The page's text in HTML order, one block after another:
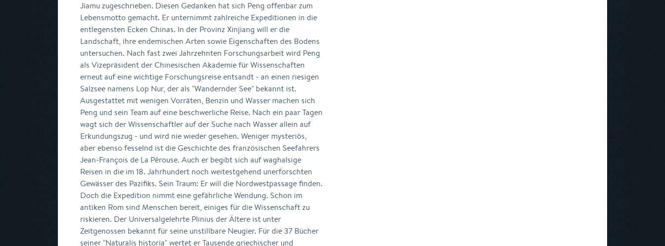
Jiamu zugeschrieben. Diesen Gedanken hat sich Peng offenbar zum
Lebensmotto gemacht. Er unternimmt zahlreiche Expeditionen in die
entlegensten Ecken Chinas. In der Provinz Xinjiang will er die
Landschaft, ihre endemischen Arten sowie Eigenschaften des Bodens
untersuchen. Nach fast zwei Jahrzehnten Forschungsarbeit wird Peng
als Vizepräsident der Chinesischen Akademie für Wissenschaften
erneut auf eine wichtige Forschungsreise entsandt - an einen riesigen
Salzsee namens Lop Nur, der als "Wandernder See" bekannt ist.
Ausgestattet mit wenigen Vorräten, Benzin und Wasser machen sich
Peng und sein Team auf eine beschwerliche Reise. Nach ein paar Tagen
wagt sich der Wissenschaftler auf der Suche nach Wasser allein auf
Erkundungszug - und wird nie wieder gesehen. Weniger mysteriös,
aber ebenso fesselnd ist die Geschichte des französischen Seefahrers
Jean-François de La Pérouse. Auch er begibt sich auf waghalsige
Reisen in die im 18. Jahrhundert noch weitestgehend unerforschten
Gewässer des Pazifiks. Sein Traum: Er will die Nordwestpassage finden.
Doch die Expedition nimmt eine gefährliche Wendung. Schon im
antiken Rom sind Menschen bereit, einiges für die Wissenschaft zu
riskieren. Der Universalgelehrte Plinius der Ältere ist unter
Zeitgenossen bekannt für seine unstillbare Neugier. Für die 37 Bücher
seiner "Naturalis historia" wertet er Tausende griechischer und